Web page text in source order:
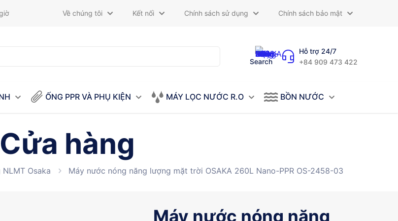
Về chúng tôi Kết nối Chính sách sử dụng Chính sách bảo mật
Search
Hỗ trợ 24/7
+84 909 473 422
ỐNG PPR VÀ PHỤ KIỆN MÁY LỌC NƯỚC R.O BỒN NƯỚC
Cửa hàng
Osaka Máy nước nóng năng lượng mặt trời OSAKA 260L Nano-PPR OS-2458-03
Máy nước nóng năng